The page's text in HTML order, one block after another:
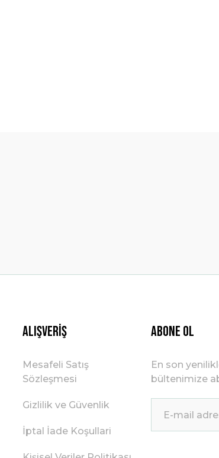
Alışveriş
Mesafeli Satış
Sözleşmesi
Gizlilik ve Güvenlik
İptal İade Koşullari
ABONE OL
En son
bültenimize